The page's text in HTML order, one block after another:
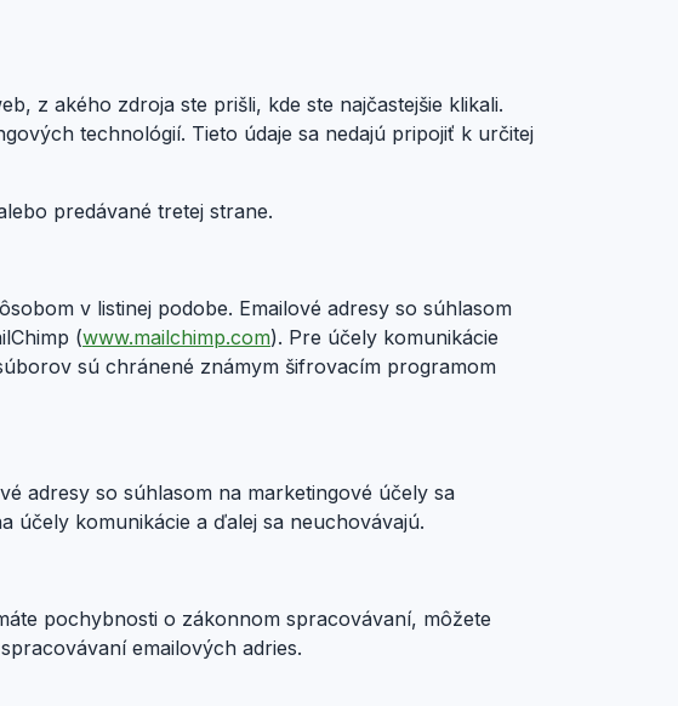
z akého zdroja ste prišli, kde ste najčastejšie klikali.
technológií. Tieto údaje sa nedajú pripojiť k určitej
predávané tretej strane.
v listinej podobe. Emailové adresy so súhlasom
(www.mailchimp.com). Pre účely komunikácie
sú chránené známym šifrovacím programom
adresy so súhlasom na marketingové účely sa
účely komunikácie a ďalej sa neuchovávajú.
pochybnosti o zákonnom spracovávaní, môžete
emailových adries.